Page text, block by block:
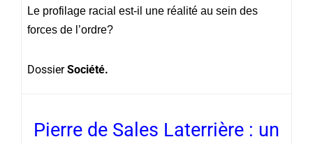
Le profilage racial est-il une réalité au sein des
forces de l’ordre?
DossierSociété.
Pierre de Sales Laterrière : un